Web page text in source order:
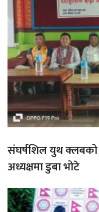
संघर्षशिल युथ क्लबको
अध्यक्षमा डुबा भोटे